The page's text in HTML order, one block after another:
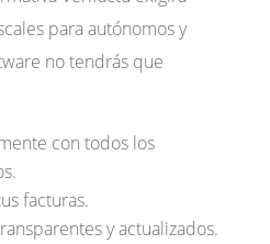
para autónomos y
no tendrás que
con todos los
facturas.
y actualizados.